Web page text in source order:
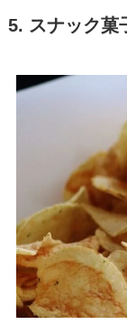
5. スナック菓